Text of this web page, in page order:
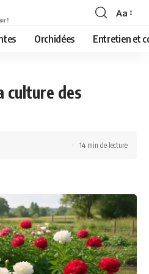
Font
Resizer
Aa
Orchidées Entretien et
culture des
14 min de lecture